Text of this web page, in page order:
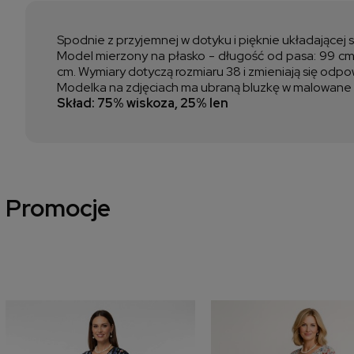
Spodnie z przyjemnej w dotyku i pięknie
Model mierzony na płasko - długość od pasa: 99
cm. Wymiary dotyczą rozmiaru 38 i zmieniają się
Modelka na zdjęciach ma ubraną bluzkę w
Skład: 75% wiskoza, 25% len
Promocje